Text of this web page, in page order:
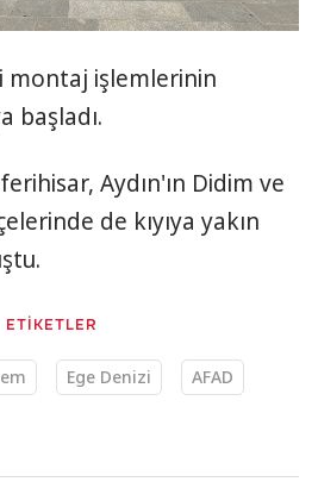
montaj işlemlerinin
başladı.
Aydın'ın Didim ve
de kıyıya yakın
ETİKETLER
Ege Denizi AFAD